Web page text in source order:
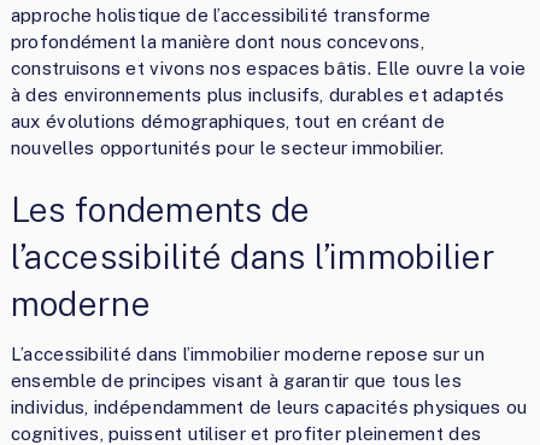
approche holistique de l’accessibilité transforme
profondément la manière dont nous concevons,
construisons et vivons nos espaces bâtis. Elle ouvre la voie
à des environnements plus inclusifs, durables et adaptés
aux évolutions démographiques, tout en créant de
nouvelles opportunités pour le secteur immobilier.
Les fondements de
l’accessibilité dans l’immobilier
moderne
L’accessibilité dans l’immobilier moderne repose sur un
ensemble de principes visant à garantir que tous les
individus, indépendamment de leurs capacités physiques ou
cognitives, puissent utiliser et profiter pleinement des